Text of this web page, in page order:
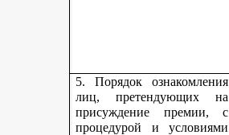
5. Порядок ознакомления
лиц, претендующих на
присуждение премии, с
процедурой и условиями